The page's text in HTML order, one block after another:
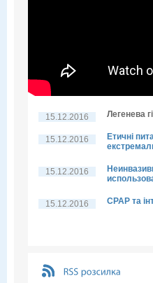
15.12.2016 Легенева
15.12.2016
Етичні
15.12.2016
15.12.2016 CPAP та